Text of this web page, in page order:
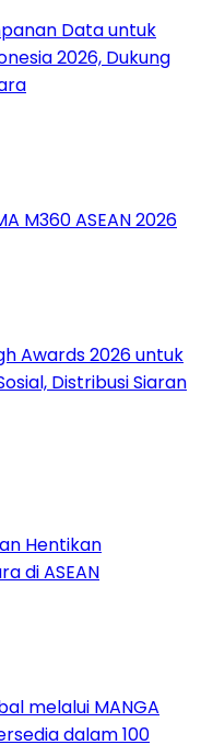
Data untuk
2026, Dukung
M360 ASEAN 2026
Awards 2026 untuk
Distribusi Siaran
Hentikan
di ASEAN
melalui MANGA
dalam 100